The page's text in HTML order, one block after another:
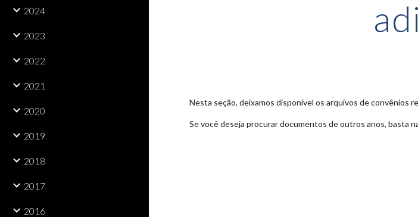
2024
2023
2022
2021
2020
2019
2018
2017
2016
Nesta seção, deixamos disponível os arquivos de convênios
Se você deseja procurar documentos de outros anos, basta